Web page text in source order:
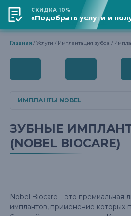
Адрес клиники
Главная Услуги Имплантация зубов
ИМПЛАНТЫ NOBEL
ПОД КЛЮЧ
ИМПЛАНТАТЫ NOBEL
ЗУБНЫЕ
(NOBEL BIOCARE)
Nobel Biocare – это премиальная
имплантов, применение которых
СКИДКА 10%
«Подобрать услуги и